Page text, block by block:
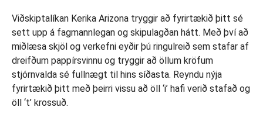
Viðskiptalíkan Kerika Arizona tryggir að fyrirtækið þitt sé
sett upp á fagmannlegan og skipulagðan hátt. Með því að
miðlæsa skjöl og verkefni eyðir þú ringulreið sem stafar af
dreifðum pappírsvinnu og tryggir að öllum kröfum
stjórnvalda sé fullnægt til hins síðasta. Reyndu nýja
fyrirtækið þitt með þeirri vissu að öll ‘i’ hafi verið stafað og
öll ‘t’ krossuð.